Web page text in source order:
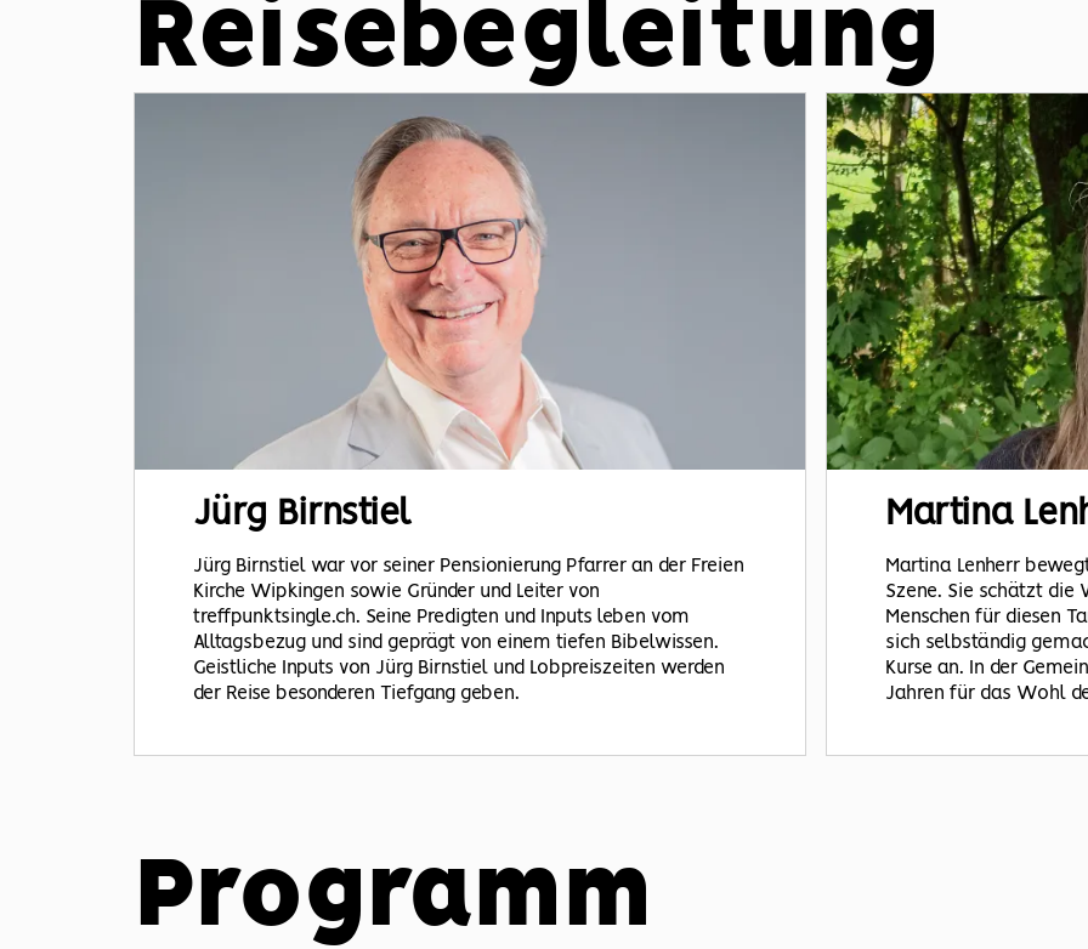
Reisebegleitung
Jürg Birnstiel
Jürg Birnstiel war vor seiner Pensionierung Pfarrer an der Freien
Kirche Wipkingen sowie Gründer und Leiter von
treffpunktsingle.ch. Seine Predigten und Inputs leben vom
Alltagsbezug und sind geprägt von einem tiefen Bibelwissen.
Geistliche Inputs von Jürg Birnstiel und Lobpreiszeiten werden
der Reise besonderen Tiefgang geben.
Martina
Martina Lenherr
Szene. Sie schätzt die
Menschen für diesen
sich selbständig
Kurse an. In der
Jahren für das Wohl
Programm